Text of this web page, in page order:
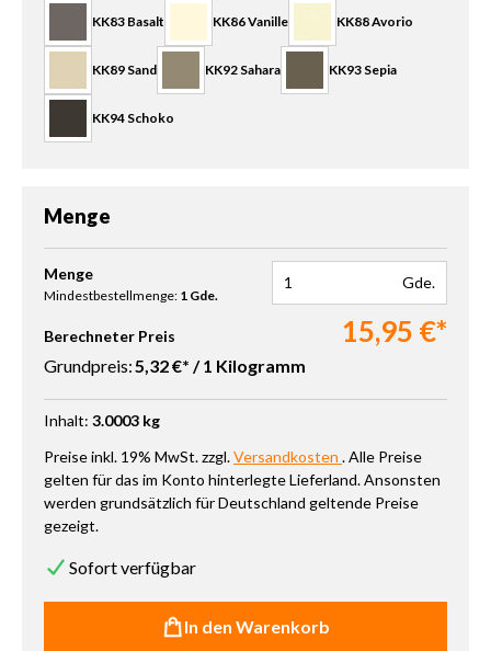
KK83 Basalt KK86 Vanille KK88 Avorio
KK89 Sand KK92 Sahara KK93 Sepia
KK94 Schoko
Menge
Produkt Anzahl: Gib den gewünschten Wert ein oder benutze
Menge
Mindestbestellmenge: 1 Gde.
Gde.
Berechneter Preis 15,95 €*
Grundpreis:5,32 €* / 1 Kilogramm
Inhalt: 3.0003 kg
Preise inkl. 19% MwSt. zzgl.Versandkosten . Alle Preise
gelten für das im Konto hinterlegte Lieferland. Ansonsten
werden grundsätzlich für Deutschland geltende Preise
gezeigt.
Sofort verfügbar
In den Warenkorb